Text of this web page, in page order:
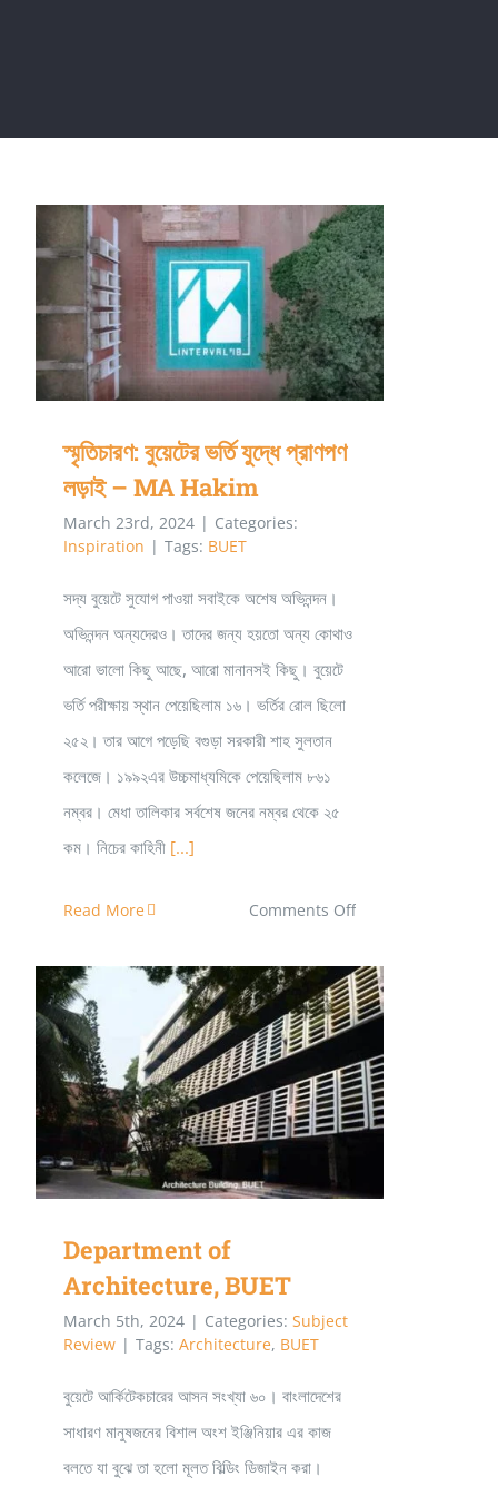
স্মৃতিচারণ: বুয়েটের ভর্তি যুদ্ধে প্রাণপণ লড়াই – MA
Hakim
স্মৃতিচারণ: বুয়েটের ভর্তি যুদ্ধে প্রাণপণ
লড়াই – MA Hakim
March 23rd, 2024 | Categories:
Inspiration | Tags: BUET
সদ্য বুয়েটে সুযোগ পাওয়া সবাইকে অশেষ অভিনন্দন।
অভিনন্দন অন্যদেরও। তাদের জন্য হয়তো অন্য কোথাও
আরো ভালো কিছু আছে, আরো মানানসই কিছু। বুয়েটে
ভর্তি পরীক্ষায় স্থান পেয়েছিলাম ১৬। ভর্তির রোল ছিলো
২৫২। তার আগে পড়েছি বগুড়া সরকারী শাহ সুলতান
কলেজে। ১৯৯২এর উচ্চমাধ্যমিকে পেয়েছিলাম ৮৬১
নম্বর। মেধা তালিকার সর্বশেষ জনের নম্বর থেকে ২৫
কম। নিচের কাহিনী [...]
Read More Comments Offon
বুয়েটের
ভর্তি
যুদ্ধে
প্রাণপণ
লড়াই
MA
Department of Architecture, BUET
Department of
Architecture, BUET
March 5th, 2024 | Categories: Subject
Review | Tags: Architecture, BUET
বুয়েটে আর্কিটেকচারের আসন সংখ্যা ৬০। বাংলাদেশের
সাধারণ মানুষজনের বিশাল অংশ ইঞ্জিনিয়ার এর কাজ
বলতে যা বুঝে তা হলো মূলত বিল্ডিং ডিজাইন করা।